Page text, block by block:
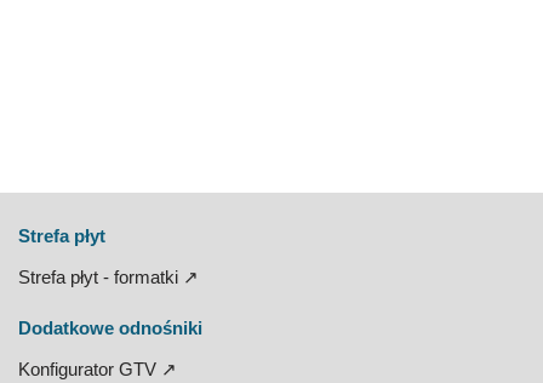
Strefa płyt
Strefa płyt - formatki ↗
Dodatkowe odnośniki
Konfigurator GTV ↗